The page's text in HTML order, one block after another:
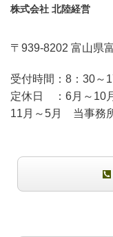
株式会社 北陸経営
〒939-8202 富山県
受付時間： 8：30～
定休日 ： 6月～10
11月～5月 当事務